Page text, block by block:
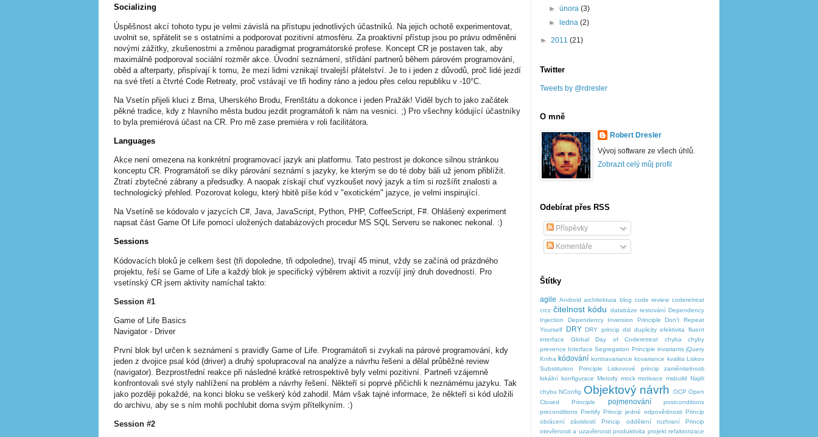
Socializing
Úspěšnost akcí tohoto typu je velmi závislá na přístupu jednotlivých účastníků. Na jejich ochotě experimentovat,
uvolnit se, spřátelit se s ostatními a podporovat pozitivní atmosféru. Za proaktivní přístup jsou po právu odměněni
novými zážitky, zkušenostmi a změnou paradigmat programátorské profese. Koncept CR je postaven tak, aby
maximálně podporoval sociální rozměr akce. Úvodní seznámení, střídání partnerů během párovém programování,
oběd a afterparty, přispívají k tomu, že mezi lidmi vznikají trvalejší přátelství. Je to i jeden z důvodů, proč lidé jezdí
na své třetí a čtvrté Code Retreaty, proč vstávají ve tři hodiny ráno a jedou přes celou republiku v -10°C.
Na Vsetín přijeli kluci z Brna, Uherského Brodu, Frenštátu a dokonce i jeden Pražák! Viděl bych to jako začátek
pěkné tradice, kdy z hlavního města budou jezdit programátoři k nám na vesnici. ;) Pro všechny kódující účastníky
to byla premiérová účast na CR. Pro mě zase premiéra v roli facilitátora.
Languages
Akce není omezena na konkrétní programovací jazyk ani platformu. Tato pestrost je dokonce silnou stránkou
konceptu CR. Programátoři se díky párování seznámí s jazyky, ke kterým se do té doby báli už jenom přiblížit.
Ztratí zbytečné zábrany a předsudky. A naopak získají chuť vyzkoušet nový jazyk a tím si rozšířit znalosti a
technologický přehled. Pozorovat kolegu, který hbitě píše kód v "exotickém" jazyce, je velmi inspirující.
Na Vsetíně se kódovalo v jazycích C#, Java, JavaScript, Python, PHP, CoffeeScript, F#. Ohlášený experiment
napsat část Game Of Life pomocí uložených databázových procedur MS SQL Serveru se nakonec nekonal. :)
Sessions
Kódovacích bloků je celkem šest (tři dopoledne, tři odpoledne), trvají 45 minut, vždy se začíná od prázdného
projektu, řeší se Game of Life a každý blok je specifický výběrem aktivit a rozvíjí jiný druh dovedností. Pro
vsetínský CR jsem aktivity namíchal takto:
Session #1
Game of Life Basics
Navigator - Driver
První blok byl určen k seznámení s pravidly Game of Life. Programátoři si zvykali na párové programování, kdy
jeden z dvojice psal kód (driver) a druhý spolupracoval na analýze a návrhu řešení a dělal průběžné review
(navigator). Bezprostřední reakce při následné krátké retrospektivě byly velmi pozitivní. Partneři vzájemně
konfrontovali své styly nahlížení na problém a návrhy řešení. Někteří si poprvé přičichli k neznámému jazyku. Tak
jako později pokaždé, na konci bloku se veškerý kód zahodil. Mám však tajné informace, že někteří si kód uložili
do archivu, aby se s ním mohli pochlubit doma svým přítelkyním. :)
Session #2
►února(3)
►
ledna(2)
► 2011 (21)
Twitter
Tweets by @rdresler
O mně
Robert Dresler
Vývoj software ze všech úhlů.
Zobrazit celý můj profil
Odebírat přes RSS
Příspěvky
Komentáře
Štítky
agile Android architektura blog code review coderetreat
crcz čitelnost kódu databáze testování Dependency
Injection
Dependency Inversion Principle
Don't Repeat
Yourself
DRY DRY princip dsl duplicity efektivita fluent
interface
Global Day of Coderetreat chyba
chyby
prevence
Interface Segregation Principle invariants jQuery
Kniha kódování kontravariance kovariance kvalita Liskov
Substitution Principle
Liskovové princip zaměnitelnosti
lokální konfigurace
Metody mock motivace msbuild
Najdi
chybu NConfig Objektový návrh OCP Open
Closed Principle
pojmenování
postconditions
preconditions Prettify Princip jedné odpovědnosti Princip
obrácení závislostí
Princip oddělení rozhraní
Princip
otevřenosti a uzavřenosti produktivita projekt refaktorizace